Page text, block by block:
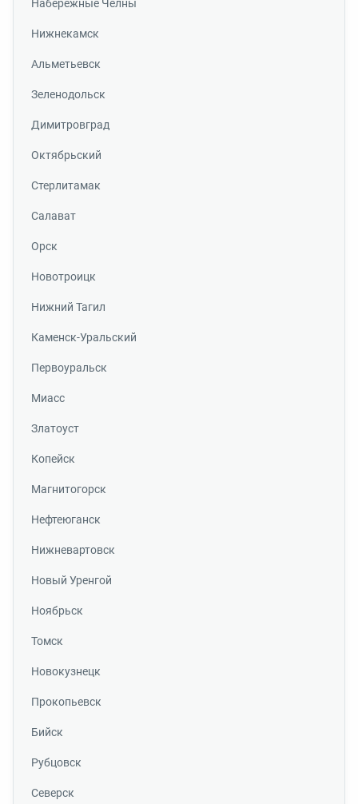
Набережные Челны
Нижнекамск
Альметьевск
Зеленодольск
Димитровград
Октябрьский
Стерлитамак
Салават
Орск
Новотроицк
Нижний Тагил
Каменск-Уральский
Первоуральск
Миасс
Златоуст
Копейск
Магнитогорск
Нефтеюганск
Нижневартовск
Новый Уренгой
Ноябрьск
Томск
Новокузнецк
Прокопьевск
Бийск
Рубцовск
Северск